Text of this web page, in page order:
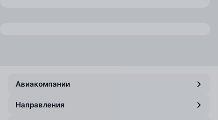
Авиакомпании
Направления